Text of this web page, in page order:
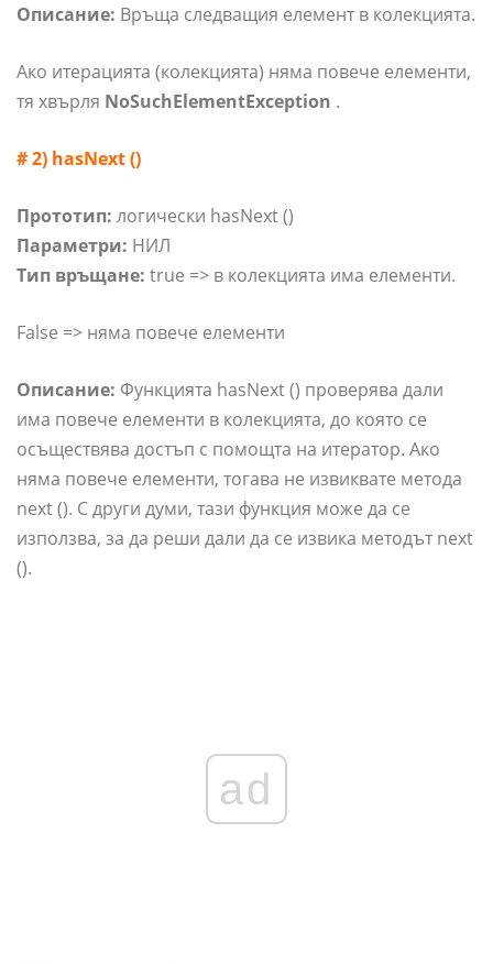
Описание: Връща следващия елемент в колекцията.
Ако итерацията (колекцията) няма повече елементи,
тя хвърля NoSuchElementException .
# 2) hasNext ()
Прототип: логически hasNext ()
Параметри: НИЛ
Тип връщане: true => в колекцията има елементи.
False => няма повече елементи
Описание: Функцията hasNext () проверява дали
има повече елементи в колекцията, до която се
осъществява достъп с помощта на итератор. Ако
няма повече елементи, тогава не извиквате метода
next (). С други думи, тази функция може да се
използва, за да реши дали да се извика методът next
().
ad